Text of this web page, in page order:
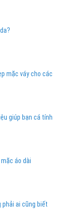
mặc váy cho các
giúp bạn cá tính
áo dài
phải ai cũng biết